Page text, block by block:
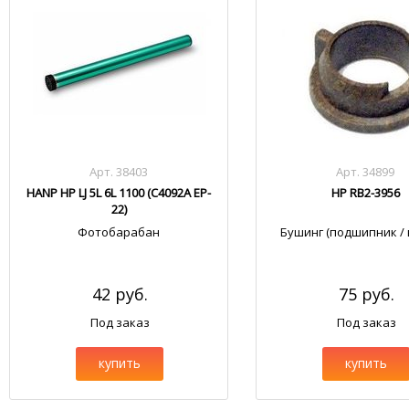
Арт. 38403
HANP HP LJ 5L 6L 1100 (C4092A EP-
22)
Фотобарабан
42 руб.
Под заказ
купить
Арт. 34899
HP RB2-3956
Бушинг (подшипник /
75 руб.
Под заказ
купить